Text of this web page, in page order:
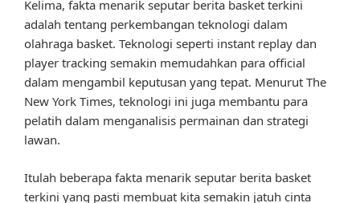
Kelima, fakta menarik seputar berita basket terkini
adalah tentang perkembangan teknologi dalam
olahraga basket. Teknologi seperti instant replay dan
player tracking semakin memudahkan para official
dalam mengambil keputusan yang tepat. Menurut The
New York Times, teknologi ini juga membantu para
pelatih dalam menganalisis permainan dan strategi
lawan.
Itulah beberapa fakta menarik seputar berita basket
terkini yang pasti membuat kita semakin jatuh cinta